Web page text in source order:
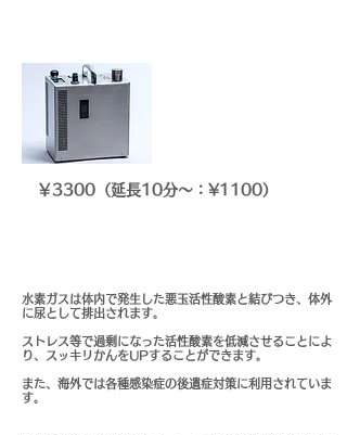
￥3300（延長10分〜：¥1100）
水素ガスは体内で発生した悪玉活性酸素と結びつき、体外
に尿として排出されます。
ストレス等で過剰になった活性酸素を低減させることによ
り、スッキリかんをUPすることができます。
また、海外では各種感染症の後遺症対策に利用されていま
す。